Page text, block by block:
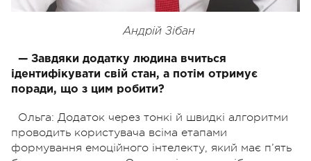
Андрій Зібан
— Завдяки додатку людина вчиться
ідентифікувати свій стан, а потім отримує
поради, що з цим робити?
Ольга: Додаток через тонкі й швидкі алгоритми
проводить користувача всіма етапами
формування емоційного інтелекту, який має п’ять